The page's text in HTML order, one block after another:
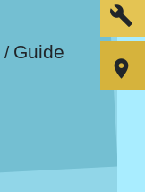
/ Guide
build
room